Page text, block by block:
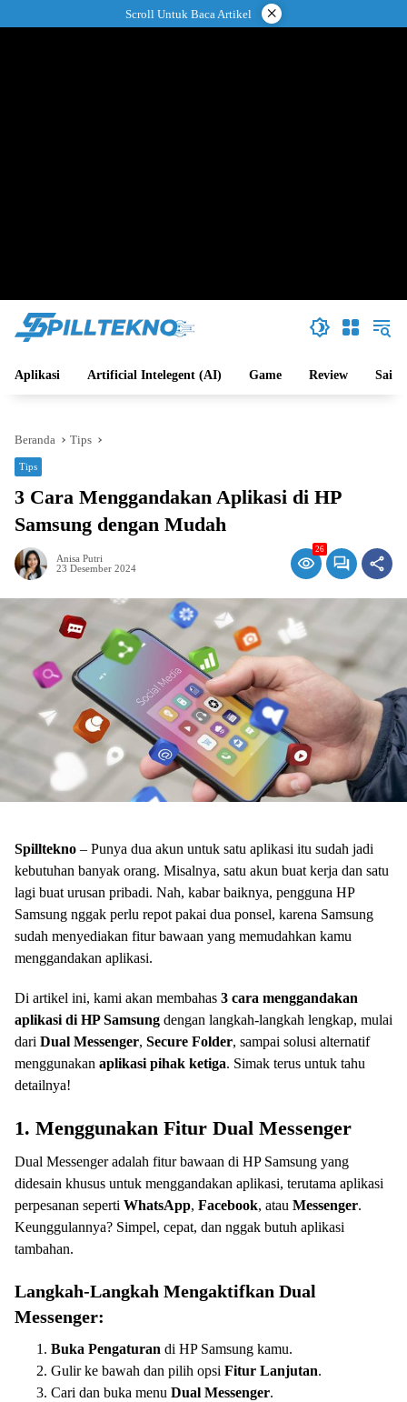
ke
Scroll Untuk Baca Artikel ×
Aplikasi Artificial Intelegent (AI) Game Review Sains
Beranda Tips
Tips
3 Cara Menggandakan Aplikasi di HP
Samsung dengan Mudah
Anisa Putri
23 Desember 2024
26
Spilltekno – Punya dua akun untuk satu aplikasi itu sudah jadi
kebutuhan banyak orang. Misalnya, satu akun buat kerja dan satu
lagi buat urusan pribadi. Nah, kabar baiknya, pengguna HP
Samsung nggak perlu repot pakai dua ponsel, karena Samsung
sudah menyediakan fitur bawaan yang memudahkan kamu
menggandakan aplikasi.
Di artikel ini, kami akan membahas 3 cara menggandakan
aplikasi di HP Samsung dengan langkah-langkah lengkap, mulai
dari Dual Messenger, Secure Folder, sampai solusi alternatif
menggunakan aplikasi pihak ketiga. Simak terus untuk tahu
detailnya!
1. Menggunakan Fitur Dual Messenger
Dual Messenger adalah fitur bawaan di HP Samsung yang
didesain khusus untuk menggandakan aplikasi, terutama aplikasi
perpesanan seperti WhatsApp, Facebook, atau Messenger.
Keunggulannya? Simpel, cepat, dan nggak butuh aplikasi
tambahan.
Langkah-Langkah Mengaktifkan Dual
Messenger:
Buka Pengaturan di HP Samsung kamu.
Gulir ke bawah dan pilih opsi Fitur Lanjutan.
Cari dan buka menu Dual Messenger.